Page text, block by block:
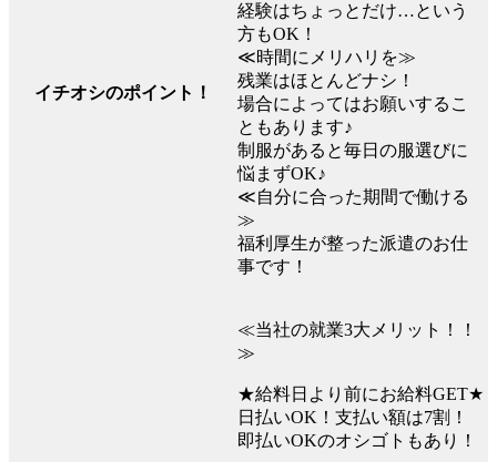
イチオシのポイント！
経験はちょっとだけ…という
方もOK！
≪時間にメリハリを≫
残業はほとんどナシ！
場合によってはお願いするこ
ともあります♪
制服があると毎日の服選びに
悩まずOK♪
≪自分に合った期間で働ける
≫
福利厚生が整った派遣のお仕
事です！
≪当社の就業3大メリット！！
≫
★給料日より前にお給料GET★
日払いOK！支払い額は7割！
即払いOKのオシゴトもあり！